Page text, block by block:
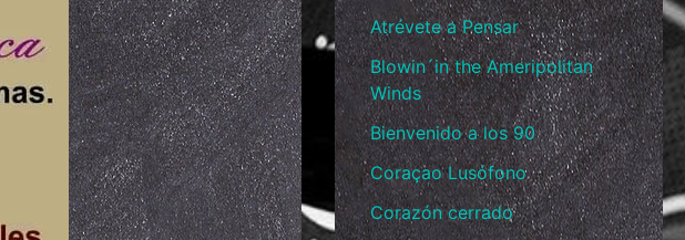
Atrévete a Pensar
Blowin´in the Ameripolitan
Winds
Bienvenido a los 90
Coraçao Lusófono
Corazón cerrado